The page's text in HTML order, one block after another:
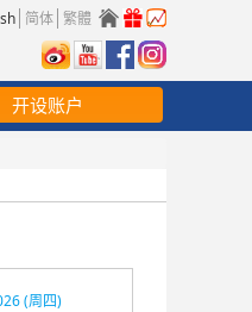
简体 繁體
开设账户
(周四)